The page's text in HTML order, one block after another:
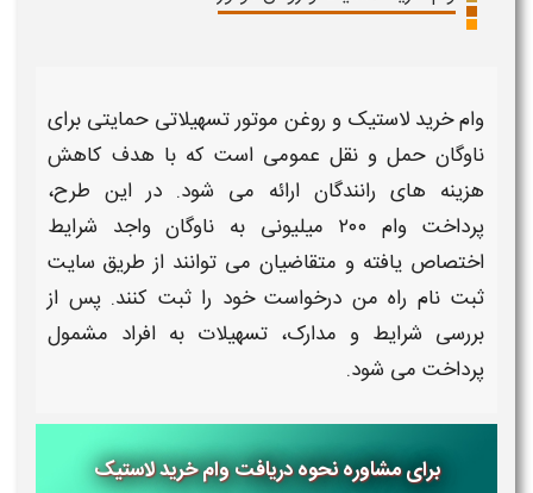
وام خرید لاستیک و روغن موتورتسهیلاتی حمایتی برای
ناوگان حمل و نقل عمومی است که با هدف کاهش
هزینه های رانندگان ارائه می شود. در این طرح،
پرداخت وام ۲۰۰ میلیونی به
ناوگان واجد شرایط
اختصاص یافته و متقاضیان می توانند از طریق سایت
ثبت نام راه من درخواست خود را ثبت کنند. پس از
بررسی شرایط و مدارک، تسهیلات به افراد مشمول
پرداخت می شود.
برای مشاوره نحوه دریافت وام خرید لاستیک